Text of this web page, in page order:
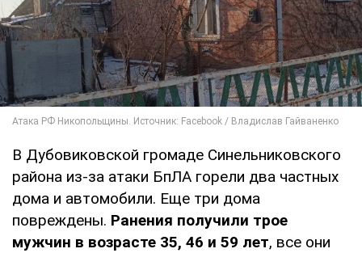
В Дубовиковской громаде Синельниковского
района из-за атаки БпЛА горели два частных
дома и автомобили. Еще три дома
повреждены. Ранения получили трое
мужчин в возрасте 35, 46 и 59 лет, все они